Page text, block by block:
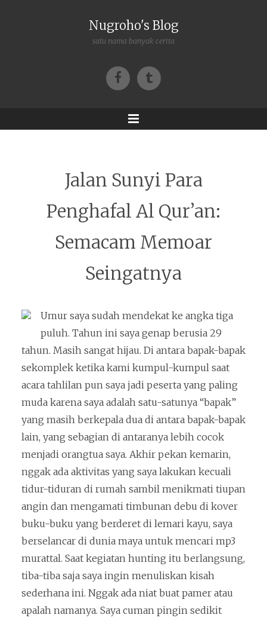
Nugroho's Blog
satu nama banyak cerita
Facebook
Menu
Jalan Sunyi Para
Penghafal Al Qur’an:
Semacam Memoar
Seingatnya
Umur saya sudah mendekat ke angka tiga
puluh. Tahun ini saya genap berusia 29
tahun. Masih sangat hijau. Di antara bapak-bapak
sekomplek ketika kami kumpul-kumpul saat
acara tahlilan pun saya jadi peserta yang paling
muda karena saya adalah satu-satunya “bapak”
yang masih berkepala dua di antara bapak-bapak
lain, yang sebagian di antaranya lebih cocok
menjadi orangtua saya. Akhir pekan kemarin,
nggak ada aktivitas yang saya lakukan kecuali
tidur-tiduran di rumah sambil menikmati tiupan
angin dan mengamati timbunan debu di kover
buku-buku yang berderet di lemari kayu, saya
berselancar di dunia maya untuk mencari mp3
murattal. Saat kegiatan hunting itu berlangsung,
tiba-tiba saja saya ingin menuliskan kisah
sederhana ini. Nggak ada niat buat pamer atau
apalah namanya. Saya cuman pingin sedikit